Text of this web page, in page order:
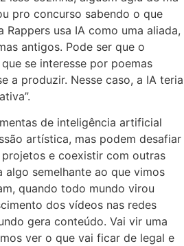
pro concurso sabendo o que
Rappers usa IA como uma aliada,
antigos. Pode ser que o
se interesse por poemas
a produzir. Nesse caso, a IA teria
de inteligência artificial
artística, mas podem desafiar
e coexistir com outras
algo semelhante ao que vimos
quando todo mundo virou
dos vídeos nas redes
gera conteúdo. Vai vir uma
ver o que vai ficar de legal e